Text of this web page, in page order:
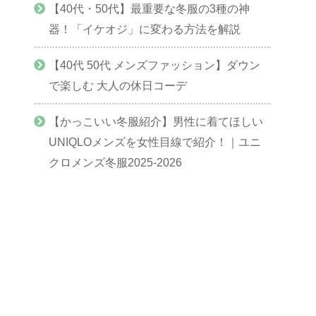
【40代・50代】最重要な冬服の3種の神
器！「イケオジ」に変わる方法を解説
【40代 50代 メンズファッション】ダウン
で楽しむ 大人の休日コーデ
【かっこいい冬服紹介】男性に着てほしい
UNIQLOメンズを女性目線で紹介！｜ユニ
クロメンズ冬服2025-2026